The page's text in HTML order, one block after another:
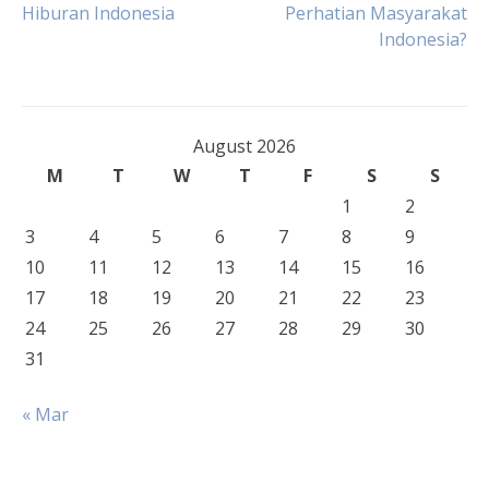
navigation
Hiburan Indonesia
Perhatian Masyarakat
Indonesia?
August 2026
M
T W T F S
S
1
2
3
4 5 6 7 8
9
10
11 12 13 14 15
16
17
18 19 20 21 22
23
24
25 26 27 28 29
30
31
« Mar